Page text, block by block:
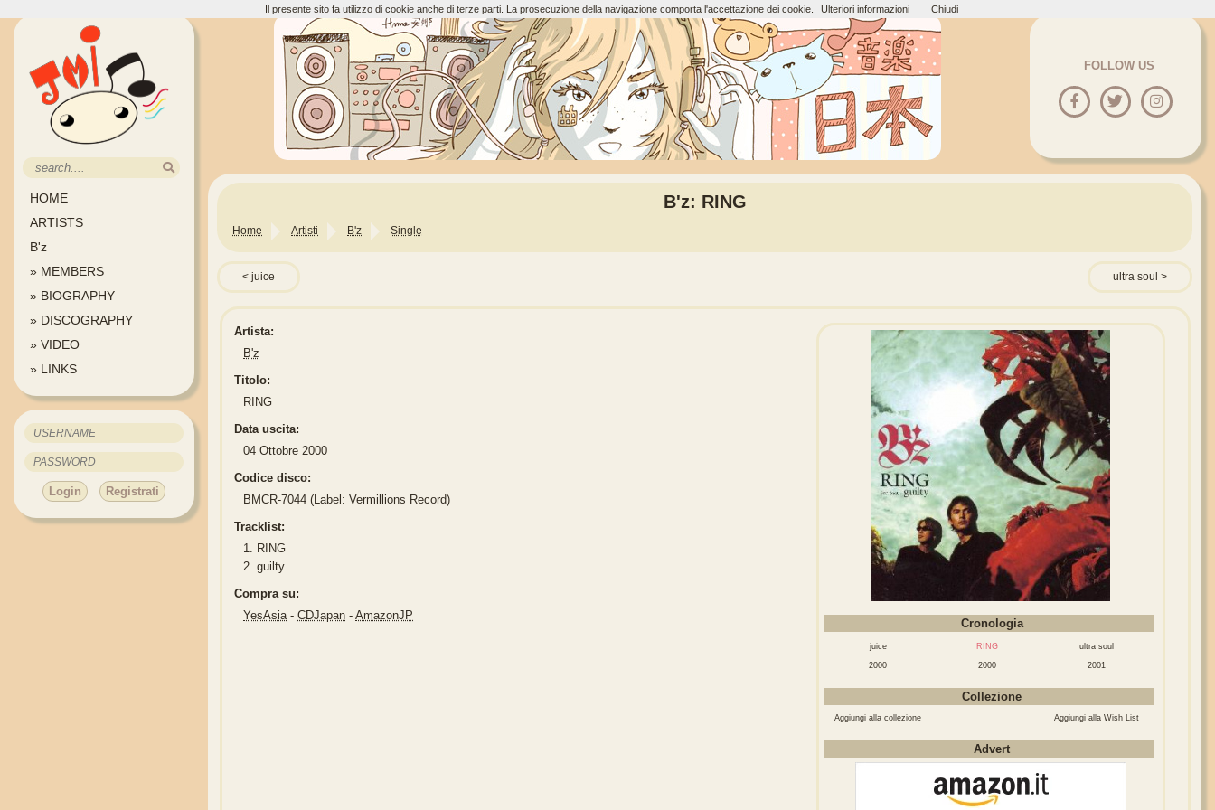
HOME
ARTISTS
B'z
» MEMBERS
» BIOGRAPHY
» DISCOGRAPHY
» VIDEO
» LINKS
Login Registrati
FOLLOW US
B'z: RING
Home Artisti B'z Single
juice ultra soul
Cronologia
juice
2000
RING
2000
ultra soul
2001
Collezione
Aggiungi alla collezione Aggiungi alla Wish List
Advert
Artista:
B'z
Titolo:
RING
Data uscita:
04 Ottobre 2000
Codice disco:
BMCR-7044 (Label: Vermillions Record)
Tracklist:
1. RING
2. guilty
Compra su:
YesAsia-CDJapan -AmazonJP
Il presente sito fa utilizzo di cookie anche di terze parti. La prosecuzione della navigazione comporta l'accettazione dei cookie. Ulteriori informazioni Chiudi